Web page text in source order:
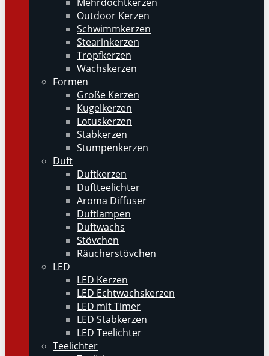
Outdoor Kerzen
Schwimmkerzen
Stearinkerzen
Tropfkerzen
Wachskerzen
Formen
Große Kerzen
Kugelkerzen
Lotuskerzen
Stabkerzen
Stumpenkerzen
Duft
Duftkerzen
Duftteelichter
Aroma Diffuser
Duftlampen
Duftwachs
Stövchen
Räucherstövchen
LED
LED Kerzen
LED Echtwachskerzen
LED mit Timer
LED Stabkerzen
LED Teelichter
Teelichter